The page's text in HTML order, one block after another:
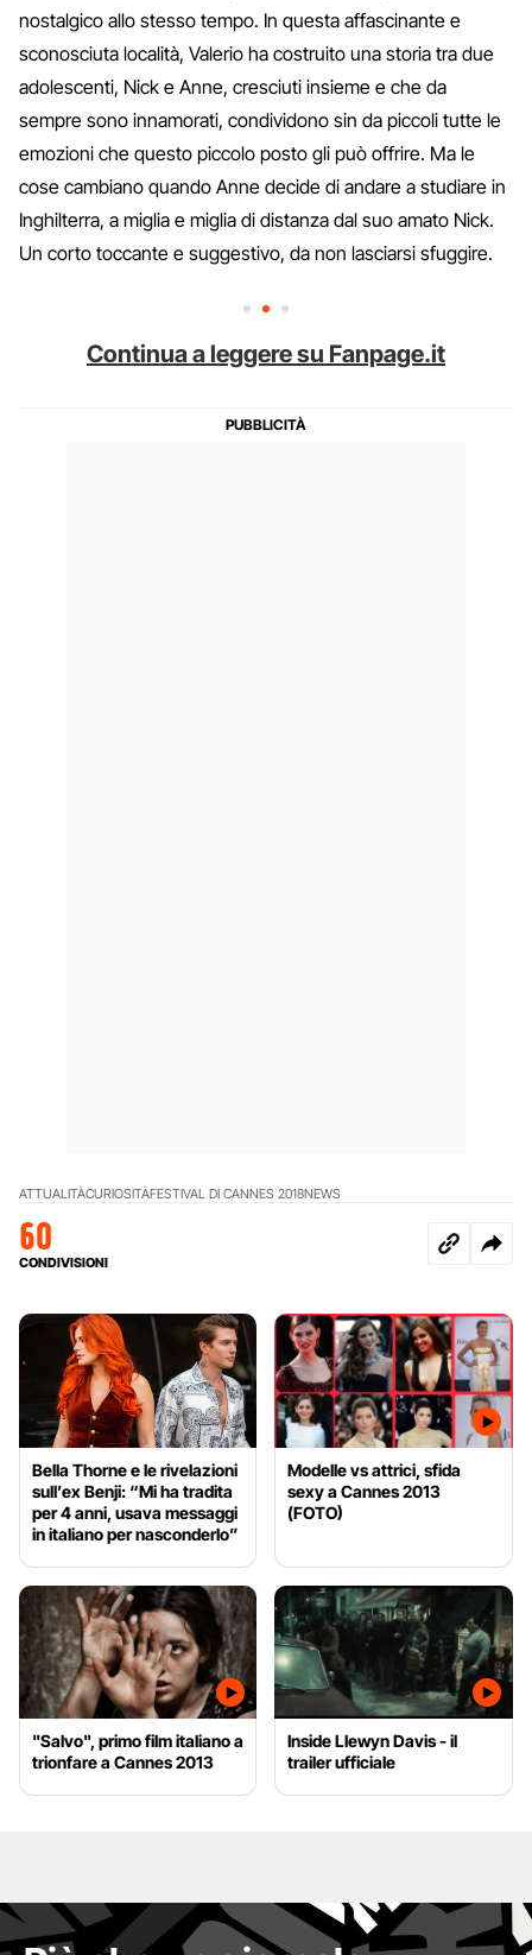
nostalgico allo stesso tempo. In questa affascinante e
sconosciuta località, Valerio ha costruito una storia tra due
adolescenti, Nick e Anne, cresciuti insieme e che da
sempre sono innamorati, condividono sin da piccoli tutte le
emozioni che questo piccolo posto gli può offrire. Ma le
cose cambiano quando Anne decide di andare a studiare in
Inghilterra, a miglia e miglia di distanza dal suo amato Nick.
Un corto toccante e suggestivo, da non lasciarsi sfuggire.
Continua a leggere su Fanpage.it
ATTUALITÀCURIOSITÀFESTIVAL DI CANNES 2018NEWS
60
CONDIVISIONI
Bella Thorne e le rivelazioni
sull’ex Benji: “Mi ha tradita
per 4 anni, usava messaggi
in italiano per nasconderlo”
Modelle vs attrici, sfida
sexy a Cannes 2013
(FOTO)
"Salvo", primo film italiano a
trionfare a Cannes 2013
Inside Llewyn Davis - il
trailer ufficiale